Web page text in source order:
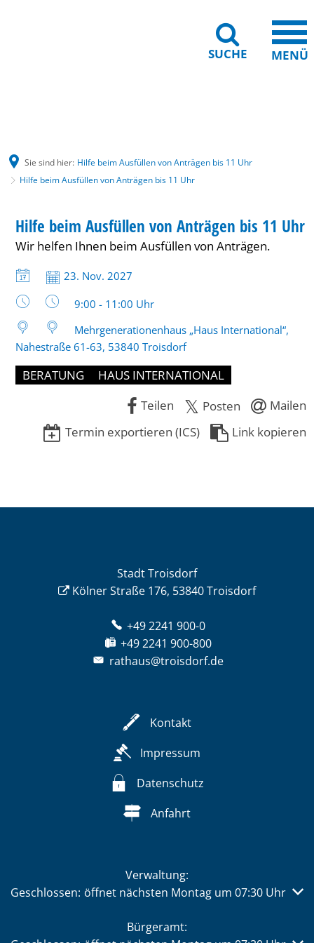
SUCHE MENÜ
Sie sind hier: Hilfe beim Ausfüllen von Anträgen bis 11 Uhr
Hilfe beim Ausfüllen von Anträgen bis 11 Uhr
beim
von
Anträgen
11
Uhr
KATEGORIE: BERATUNG
Hilfe beim Ausfüllen von Anträgen bis 11 Uhr
Wir helfen Ihnen beim Ausfüllen von Anträgen.
Datum:
23. Nov. 2027
Uhrzeit:
9:00 - 11:00 Uhr
Mehrgenerationenhaus „Haus International“,
Nahestraße 61-63, 53840 Troisdorf
BERATUNG
HAUS INTERNATIONAL
Teilen
Posten
Mailen
Termin exportieren (ICS)
Link kopieren
Stadt Troisdorf
Kölner Straße 176, 53840 Troisdorf
+49 2241 900-0
+49 2241 900-800
rathaus@troisdorf.de
Kontakt
Impressum
Datenschutz
Anfahrt
Verwaltung:
Klicken, um weitere Öffnungs- oder Schließzeiten
Geschlossen: öffnet nächsten Montag um 07:30 Uhr
Bürgeramt: